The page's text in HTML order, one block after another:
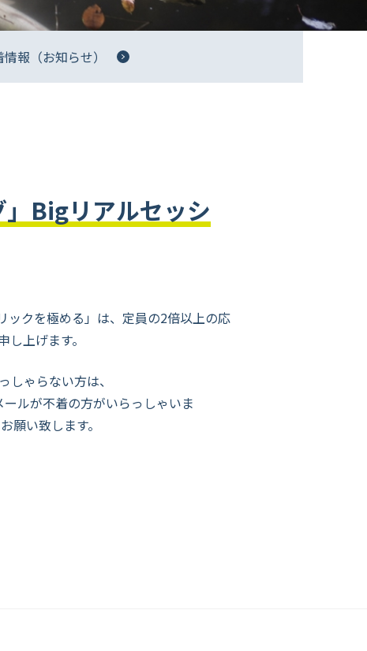
報（お知らせ）
Bigリアルセッシ
クを極める」 は、定員の2倍以上の応
上げます。
ゃらない方は、
ルが不着の方がいらっしゃいま
願い致します。